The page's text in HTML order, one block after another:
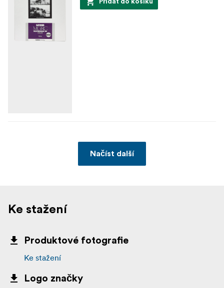
Načíst další
Ke stažení
Produktové fotografie
Ke stažení
Logo značky